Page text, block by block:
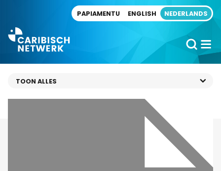
PAPIAMENTU ENGLISH NEDERLANDS